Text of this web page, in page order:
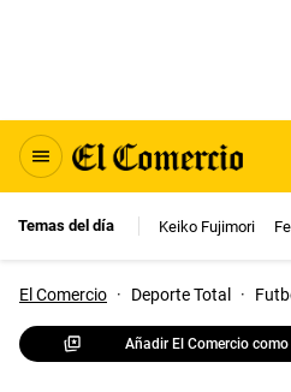
Temas del día Keiko Fujimori
El Comercio · Deporte Total ·
Añadir El Comercio